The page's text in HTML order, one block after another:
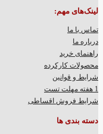
لینک‌های مهم:
تماس با ما
درباره ما
راهنمای خرید
محصولات کارکرده
شرایط و قوانین
1 هفته مهلت تست
شرایط فروش اقساطی
دسته بندی ها